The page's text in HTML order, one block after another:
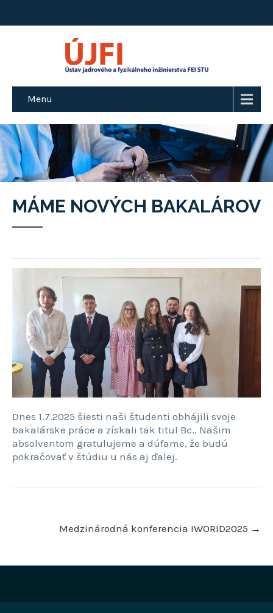
Menu
MÁME NOVÝCH BAKALÁROV
Dnes 1.7.2025 šiesti naši študenti obhájili svoje
bakalárske práce a získali tak titul Bc.. Našim
absolventom gratulujeme a dúfame, že budú
pokračovať v štúdiu u nás aj ďalej.
navigationMedzinárodná konferencia IWORID2025 →